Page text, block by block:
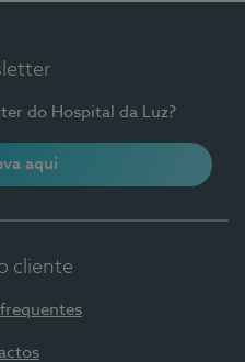
do Hospital da Luz?
aqui
cliente